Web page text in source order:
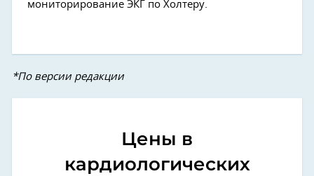
мониторирование ЭКГ по Холтеру.
*По версии редакции
Цены в
кардиологических